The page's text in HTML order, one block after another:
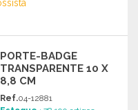
PORTE-BADGE
TRANSPARENTE 10 X
8,8 CM
Ref.04-12881